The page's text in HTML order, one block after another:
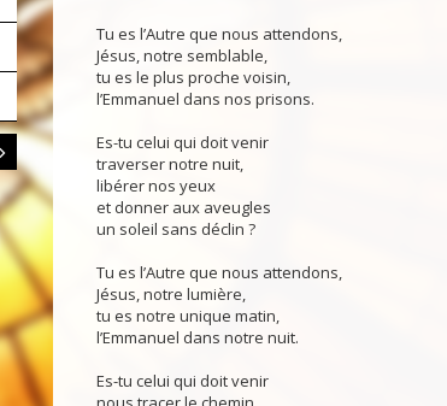
Tu es l’Autre que nous attendons,
Jésus, notre semblable,
tu es le plus proche voisin,
l’Emmanuel dans nos prisons.
Es-tu celui qui doit venir
traverser notre nuit,
libérer nos yeux
et donner aux aveugles
un soleil sans déclin ?
Tu es l’Autre que nous attendons,
Jésus, notre lumière,
tu es notre unique matin,
l’Emmanuel dans notre nuit.
Es-tu celui qui doit venir